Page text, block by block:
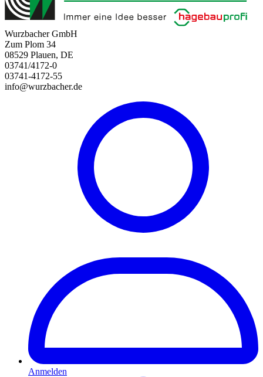
Wurzbacher GmbH
Zum Plom 34
08529 Plauen, DE
03741/4172-0
03741-4172-55
info@wurzbacher.de
Anmelden